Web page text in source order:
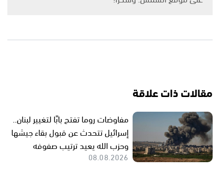
مقالات ذات علاقة
مفاوضات روما تفتح بابًا لتغيير لبنان..
إسرائيل تتحدث عن قبول بقاء جيشها
وحزب الله يعيد ترتيب صفوفه
08.08.2026